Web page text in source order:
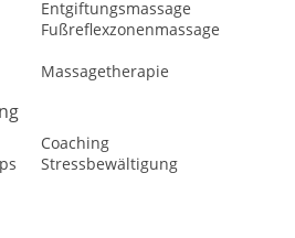
Entgiftungsmassage
Fußreflexzonenmassage
Massagetherapie
Coaching
Stressbewältigung